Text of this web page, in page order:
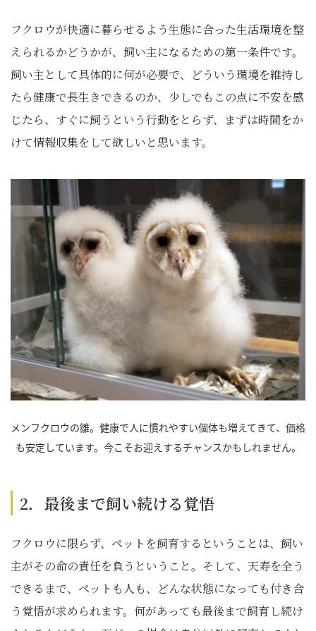
フクロウが快適に暮らせるよう生態に合った生活環境を整
えられるかどうかが、飼い主になるための第一条件です。
飼い主として具体的に何が必要で、どういう環境を維持し
たら健康で長生きできるのか、少しでもこの点に不安を感
じたら、すぐに飼うという行動をとらず、まずは時間をか
けて情報収集をして欲しいと思います。
メンフクロウの雛。健康で人に慣れやすい個体も増えてきて、価格
も安定しています。今こそお迎えするチャンスかもしれません。
2．最後まで飼い続ける覚悟
フクロウに限らず、ペットを飼育するということは、飼い
主がその命の責任を負うということ。そして、天寿を全う
できるまで、ペットも人も、どんな状態になっても付き合
う覚悟が求められます。何があっても最後まで飼育し続け